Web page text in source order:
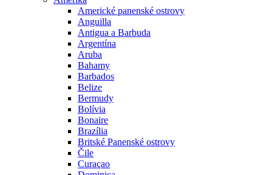
Americké panenské ostrovy
Anguilla
Antigua a Barbuda
Argentína
Aruba
Bahamy
Barbados
Belize
Bermudy
Bolívia
Bonaire
Brazília
Britské Panenské ostrovy
Čile
Curaçao